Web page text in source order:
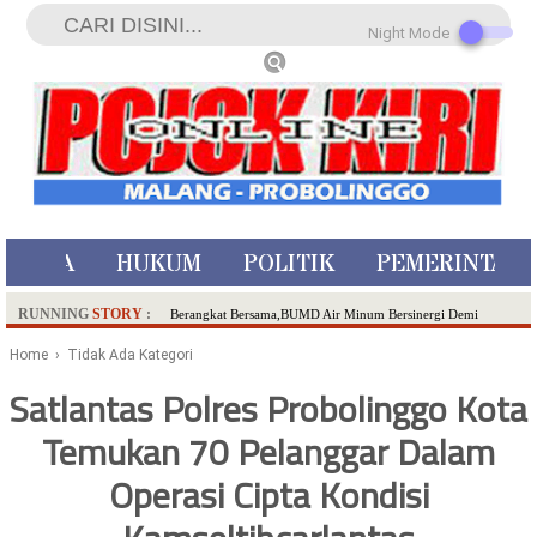
HUKUM POLITIK
RUNNING STORY : Berangkat Bersama,BUMD Air Minum Bersinergi Demi
Ditangkap di Kediri,Satu Buron
SDN Sumberejo 02 Kota Batu Kembangkan Program Inovasi
Literasi Melalui LASKAR JODA, Usung Filosofi Gelar Sehelai
Tikar
Ambulance Dari Berbagai Daerah Padati Kota Wisata Batu
Home › Tidak Ada Kategori
Satlantas Polres Probolinggo Kota
Temukan 70 Pelanggar Dalam
Operasi Cipta Kondisi
Night Mode